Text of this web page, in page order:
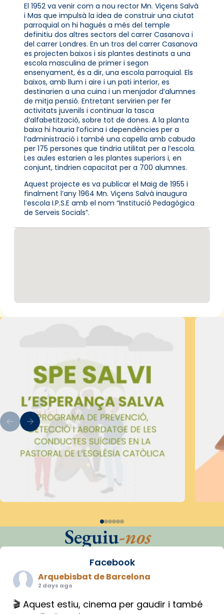
El 1952 va venir com a nou rector Mn. Viçens Salvà
i Mas que impulsà la idea de construir una ciutat
parroquial on hi hagués a més del temple
definitiu dos altres sectors del carrer Casanova i
del carrer Londres. En un tros del carrer Casanova
es projecten baixos i sis plantes destinats a una
escola masculina de primer i segon
ensenyament, és a dir, una escola parroquial. Els
baixos, amb llum i aire i un pati interior, es
destinarien a una cuina i un menjador d’alumnes
de mitja pensió. Entretant servirien per fer
activitats juvenils i continuar la tasca
d’alfabetització, sobre tot de dones. A la planta
baixa hi hauria l’oficina i dependències per a
l’administració i també una capella amb cabuda
per 175 persones que tindria utilitat per a l’escola.
Les aules estarien a les plantes superiors i, en
conjunt, tindrien capacitat per a 700 alumnes.
Aquest projecte es va publicar el Maig de 1955 i
finalment l’any 1964 Mn. Viçens Salvà inaugura
l’escola I.P.S.E amb el nom “Institució Pedagògica
de Serveis Socials”.
Seguiu-nos
Facebook
Arquebisbat de Barcelona
2 days ago
🎬 Aquest estiu, cinema per gaudir i també